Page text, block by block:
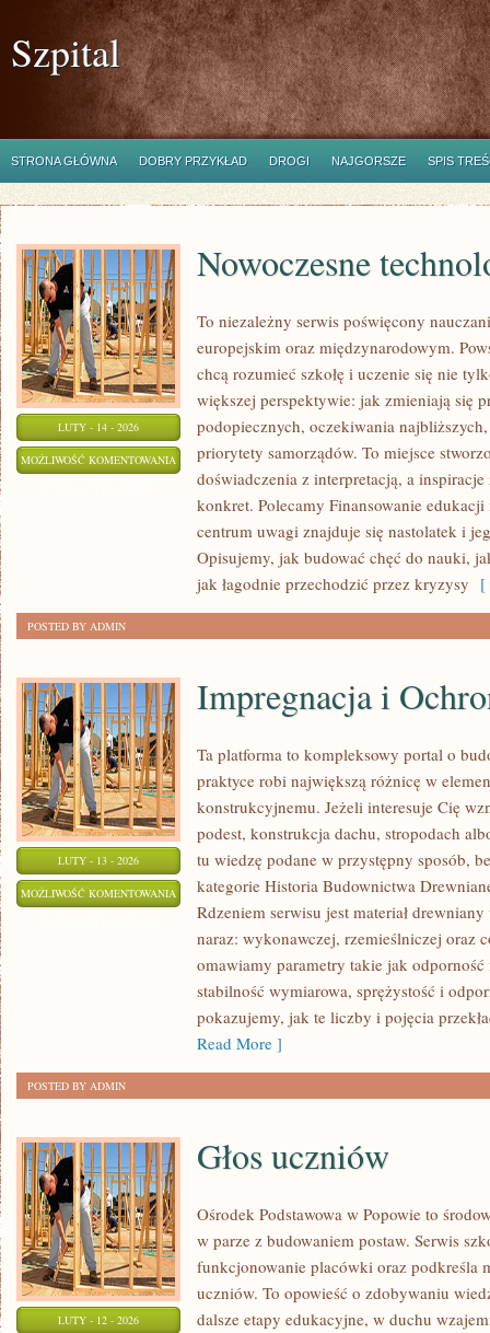
Szpital
STRONA GŁÓWNA DOBRY PRZYKŁAD DROGI NAJGORSZE SPIS
LUTY - 14 - 2026
MOŻLIWOŚĆ KOMENTOWANIA NOWOCZESNE
TECHNOLOGIE
EDUKACJI
Nowoczesne
To niezależny serwis poświęcony
europejskim oraz międzynarodowym.
chcą rozumieć szkołę i uczenie się nie
większej perspektywie: jak zmieniają się
podopiecznych, oczekiwania
priorytety samorządów. To miejsce
doświadczenia z interpretacją, a
konkret. Polecamy Finansowanie
centrum uwagi znajduje się nastolatek i
Opisujemy, jak budować chęć do nauki,
jak łagodnie przechodzić przez kryzysy [
POSTED BY ADMIN
LUTY - 13 - 2026
MOŻLIWOŚĆ KOMENTOWANIA IMPREGNACJA
OCHRONA
DREWNA
Impregnacja i
Ta platforma to kompleksowy portal o
praktyce robi największą różnicę w
konstrukcyjnemu. Jeżeli interesuje Cię
podest, konstrukcja dachu, stropodach
tu wiedzę podane w przystępny sposób,
kategorie Historia Budownictwa
Rdzeniem serwisu jest materiał
naraz: wykonawczej, rzemieślniczej oraz
omawiamy parametry takie jak
stabilność wymiarowa, sprężystość i
pokazujemy, jak te liczby i pojęcia
Read More ]
POSTED BY ADMIN
LUTY - 12 - 2026
Głos uczniów
Ośrodek Podstawowa w Popowie to
w parze z budowaniem postaw. Serwis
funkcjonowanie placówki oraz podkreśla
uczniów. To opowieść o zdobywaniu
dalsze etapy edukacyjne, w duchu